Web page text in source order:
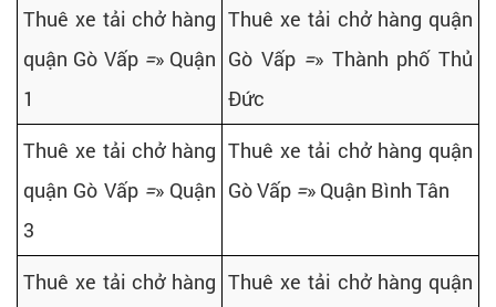
Thuê xe tải chở hàng
quận Gò Vấp =» Quận
1
Thuê xe tải chở hàng quận
Gò Vấp =» Thành phố Thủ
Đức
Thuê xe tải chở hàng
quận Gò Vấp =» Quận
3
Thuê xe tải chở hàng quận
Gò Vấp =» Quận Bình Tân
Thuê xe tải chở hàng Thuê xe tải chở hàng quận